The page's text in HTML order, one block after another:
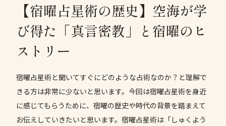
【宿曜占星術の歴史】空海が学
び得た「真言密教」と宿曜のヒ
ストリー
宿曜占星術と聞いてすぐにどのような占術なのか？と理解で
きる方は非常に少ないと思います。今回は宿曜占星術を身近
に感じてもらうために、宿曜の歴史や時代の背景を踏まえて
お伝えしていきたいと思います。宿曜占星術は「しゅくよう